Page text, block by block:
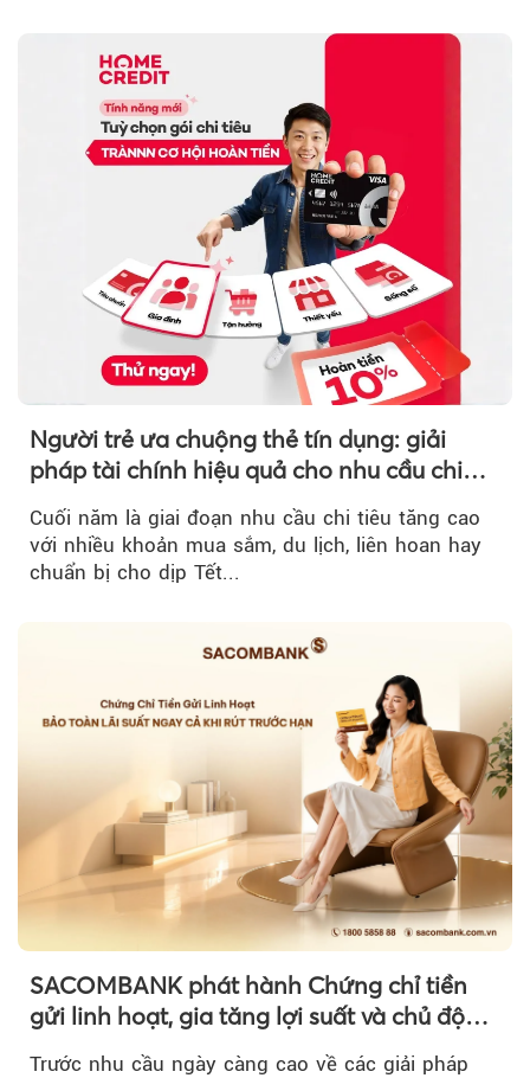
Người trẻ ưa chuộng thẻ tín dụng: giải
pháp tài chính hiệu quả cho nhu cầu chi
Cuối năm là giai đoạn nhu cầu chi tiêu tăng cao
với nhiều khoản mua sắm, du lịch, liên hoan hay
chuẩn bị cho dịp Tết...
SACOMBANK phát hành Chứng chỉ tiền
gửi linh hoạt, gia tăng lợi suất và chủ động
nguồn vốn cho khách hàng
Trước nhu cầu ngày càng cao về các giải pháp